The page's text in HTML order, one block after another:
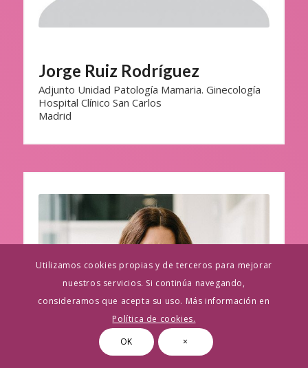
Jorge Ruiz Rodríguez
Adjunto Unidad Patología Mamaria. Ginecología
Hospital Clínico San Carlos
Madrid
Utilizamos cookies propias y de terceros para mejorar
nuestros servicios. Si continúa navegando,
consideramos que acepta su uso. Más información en
Política de cookies.
OK
×